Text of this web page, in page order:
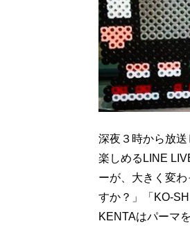
深夜３時から放
楽しめるLINE
ーが、大きく変
すか？」「KO-
KENTAはパーマ